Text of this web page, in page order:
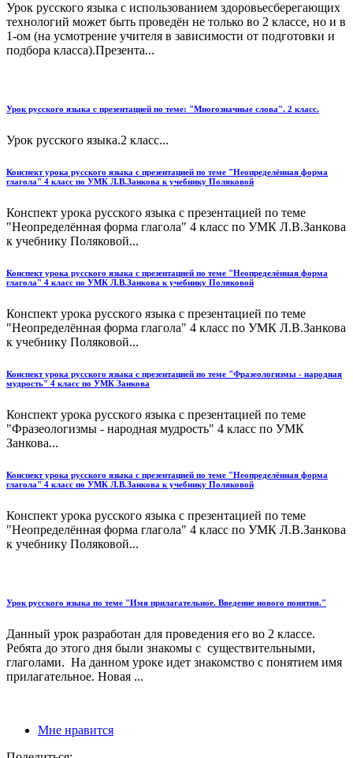
Урок русского языка с использованием здоровьесберегающих
технологий может быть проведён не только во 2 классе, но и в
1-ом (на усмотрение учителя в зависимости от подготовки и
подбора класса).Презента...
Урок русского языка с презентацией по теме: "Многозначные слова". 2 класс.
Урок русского языка.2 класс...
Конспект урока русского языка с презентацией по теме "Неопределённая форма
глагола" 4 класс по УМК Л.В.Занкова к учебнику Поляковой
Конспект урока русского языка с презентацией по теме
"Неопределённая форма глагола" 4 класс по УМК Л.В.Занкова
к учебнику Поляковой...
Конспект урока русского языка с презентацией по теме "Неопределённая форма
глагола" 4 класс по УМК Л.В.Занкова к учебнику Поляковой
Конспект урока русского языка с презентацией по теме
"Неопределённая форма глагола" 4 класс по УМК Л.В.Занкова
к учебнику Поляковой...
Конспект урока русского языка с презентацией по теме "Фразеологизмы - народная
мудрость" 4 класс по УМК Занкова
Конспект урока русского языка с презентацией по теме
"Фразеологизмы - народная мудрость" 4 класс по УМК
Занкова...
Конспект урока русского языка с презентацией по теме "Неопределённая форма
глагола" 4 класс по УМК Л.В.Занкова к учебнику Поляковой
Конспект урока русского языка с презентацией по теме
"Неопределённая форма глагола" 4 класс по УМК Л.В.Занкова
к учебнику Поляковой...
Урок русского языка по теме "Имя прилагательное. Введение нового понятия."
Данный урок разработан для проведения его во 2 классе.
Ребята до этого дня были знакомы с существительными,
глаголами. На данном уроке идет знакомство с понятием имя
прилагательное. Новая ...
Мне нравится